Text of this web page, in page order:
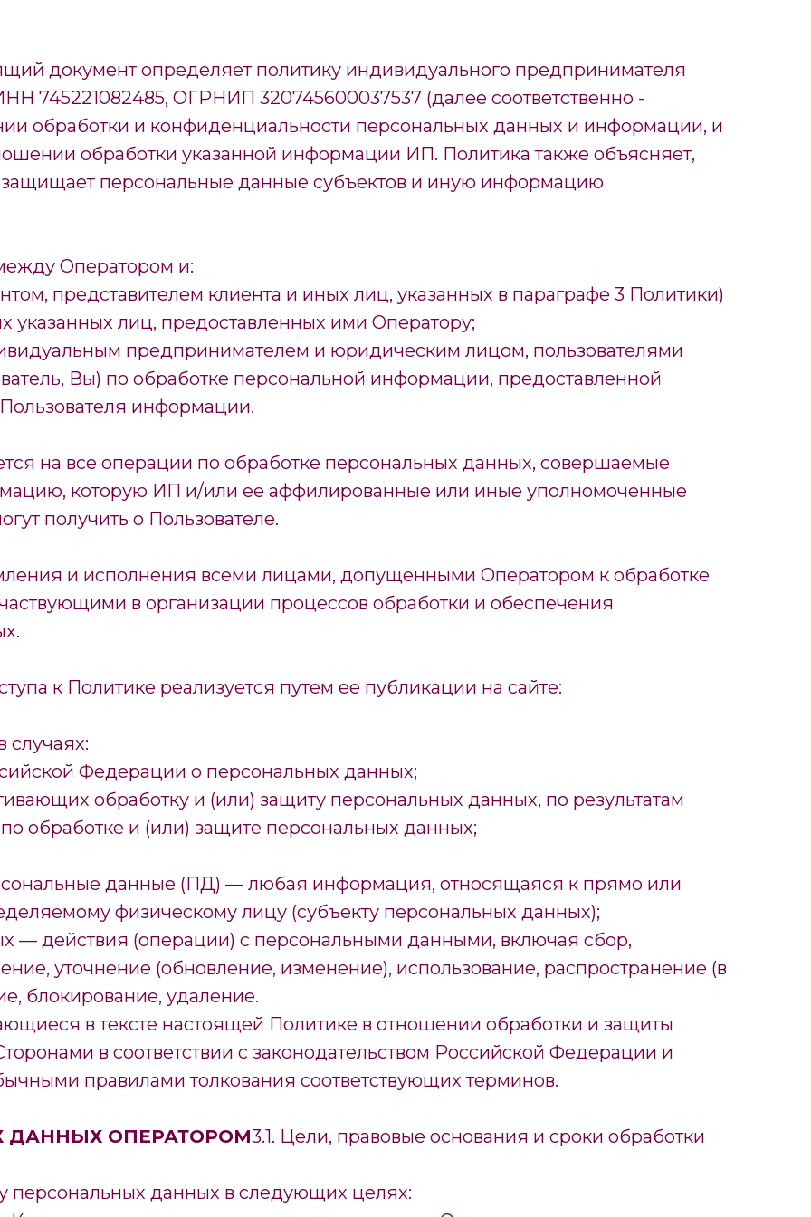
документ определяет политику индивидуального предпринимателя
745221082485, ОГРНИП 320745600037537 (далее соответственно -
обработки и конфиденциальности персональных данных и информации, и
обработки указанной информации ИП. Политика также объясняет,
персональные данные субъектов и иную информацию
Оператором и:
представителем клиента и иных лиц, указанных в параграфе 3 Политики)
указанных лиц, предоставленных ими Оператору;
предпринимателем и юридическим лицом, пользователями
Вы) по обработке персональной информации, предоставленной
информации.
на все операции по обработке персональных данных, совершаемые
которую ИП и/или ее аффилированные или иные уполномоченные
получить о Пользователе.
и исполнения всеми лицами, допущенными Оператором к обработке
в организации процессов обработки и обеспечения
к Политике реализуется путем ее публикации на сайте:
случаях:
Федерации о персональных данных;
обработку и (или) защиту персональных данных, по результатам
обработке и (или) защите персональных данных;
данные (ПД) — любая информация, относящаяся к прямо или
физическому лицу (субъекту персональных данных);
— действия (операции) с персональными данными, включая сбор,
уточнение (обновление, изменение), использование, распространение (в
блокирование, удаление.
в тексте настоящей Политике в отношении обработки и защиты
в соответствии с законодательством Российской Федерации и
правилами толкования соответствующих терминов.
ДАННЫХ ОПЕРАТОРОМ3.1. Цели, правовые основания и сроки обработки
персональных данных в следующих целях: